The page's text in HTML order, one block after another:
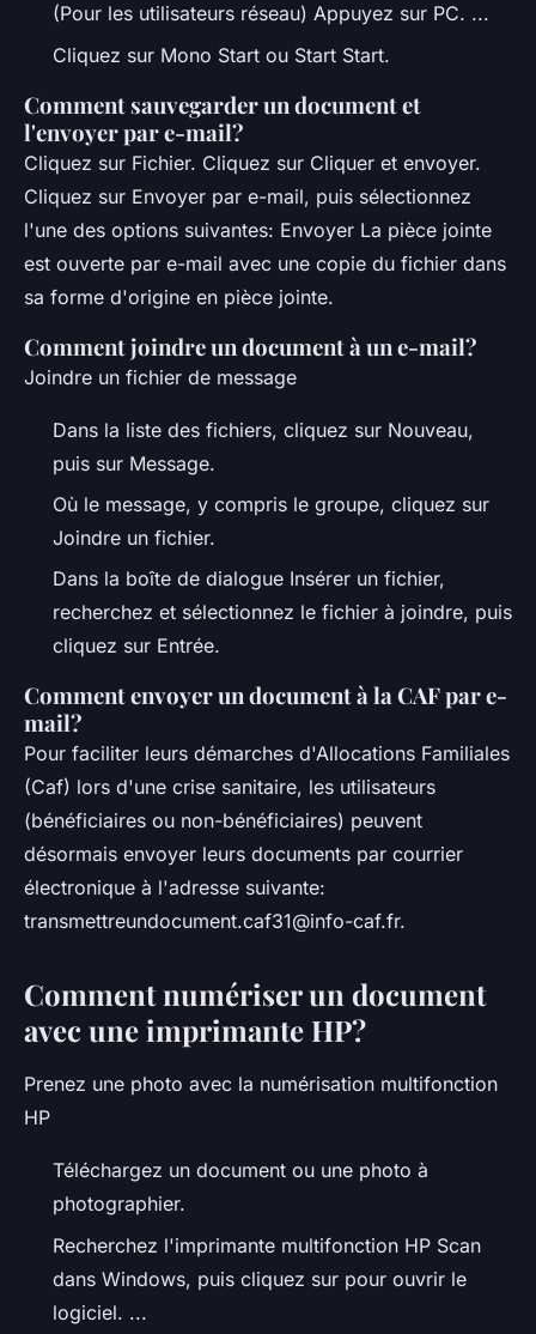
(Pour les utilisateurs réseau) Appuyez sur PC. ...
Cliquez sur Mono Start ou Start Start.
Comment sauvegarder un document et
l'envoyer par e-mail?
Cliquez sur Fichier. Cliquez sur Cliquer et envoyer.
Cliquez sur Envoyer par e-mail, puis sélectionnez
l'une des options suivantes: Envoyer La pièce jointe
est ouverte par e-mail avec une copie du fichier dans
sa forme d'origine en pièce jointe.
Comment joindre un document à un e-mail?
Joindre un fichier de message
Dans la liste des fichiers, cliquez sur Nouveau,
puis sur Message.
Où le message, y compris le groupe, cliquez sur
Joindre un fichier.
Dans la boîte de dialogue Insérer un fichier,
recherchez et sélectionnez le fichier à joindre, puis
cliquez sur Entrée.
Comment envoyer un document à la CAF par e-
mail?
Pour faciliter leurs démarches d'Allocations Familiales
(Caf) lors d'une crise sanitaire, les utilisateurs
(bénéficiaires ou non-bénéficiaires) peuvent
désormais envoyer leurs documents par courrier
électronique à l'adresse suivante:
transmettreundocument.caf31@info-caf.fr.
Comment numériser un document
avec une imprimante HP?
Prenez une photo avec la numérisation multifonction
HP
Téléchargez un document ou une photo à
photographier.
Recherchez l'imprimante multifonction HP Scan
dans Windows, puis cliquez sur pour ouvrir le
logiciel. ...